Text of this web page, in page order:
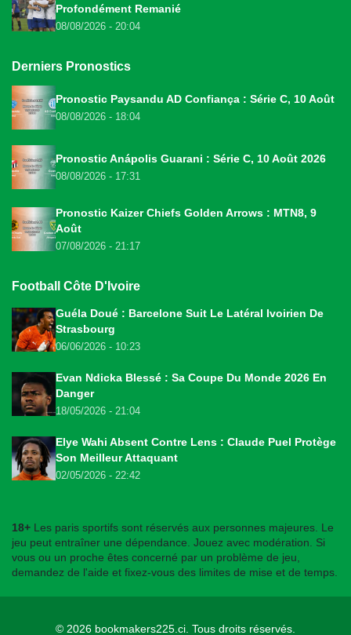
Profondément Remanié
08/08/2026 - 20:04
Derniers Pronostics
Pronostic Paysandu AD Confiança : Série C, 10 Août
08/08/2026 - 18:04
Pronostic Anápolis Guarani : Série C, 10 Août 2026
08/08/2026 - 17:31
Pronostic Kaizer Chiefs Golden Arrows : MTN8, 9
Août
07/08/2026 - 21:17
Football Côte D'Ivoire
Guéla Doué : Barcelone Suit Le Latéral Ivoirien De
Strasbourg
06/06/2026 - 10:23
Evan Ndicka Blessé : Sa Coupe Du Monde 2026 En
Danger
18/05/2026 - 21:04
Elye Wahi Absent Contre Lens : Claude Puel Protège
Son Meilleur Attaquant
02/05/2026 - 22:42
18+ Les paris sportifs sont réservés aux personnes majeures. Le
jeu peut entraîner une dépendance. Jouez avec modération. Si
vous ou un proche êtes concerné par un problème de jeu,
demandez de l'aide et fixez-vous des limites de mise et de temps.
© 2026 bookmakers225.ci . Tous droits réservés.